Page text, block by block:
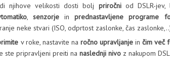
njihove velikosti dosti bolj priročniod DSLR-jev,
, senzorjeinprednastavljene programe
neke stvari (ISO, odprtost zaslonke, čas
v roke, nastavite na ročno upravljanjein čim več
ste pripravljeni preiti na naslednji nivo z nakupom